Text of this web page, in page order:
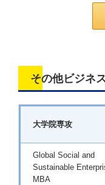
その他ビジネ
大学院専攻
Global Social and
Sustainable
MBA